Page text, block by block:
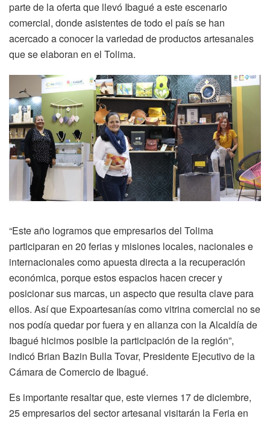
parte de la oferta que llevó Ibagué a este escenario
comercial, donde asistentes de todo el país se han
acercado a conocer la variedad de productos artesanales
que se elaboran en el Tolima.
“Este año logramos que empresarios del Tolima
participaran en 20 ferias y misiones locales, nacionales e
internacionales como apuesta directa a la recuperación
económica, porque estos espacios hacen crecer y
posicionar sus marcas, un aspecto que resulta clave para
ellos. Así que Expoartesanías como vitrina comercial no se
nos podía quedar por fuera y en alianza con la Alcaldía de
Ibagué hicimos posible la participación de la región”,
indicó Brian Bazin Bulla Tovar, Presidente Ejecutivo de la
Cámara de Comercio de Ibagué.
Es importante resaltar que, este viernes 17 de diciembre,
25 empresarios del sector artesanal visitarán la Feria en